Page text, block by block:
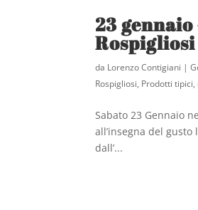
23
Rospigliosi
da Lorenzo Contigiani |
Rospigliosi, Prodotti
Sabato 23 Gennaio
all’insegna del
dall’...